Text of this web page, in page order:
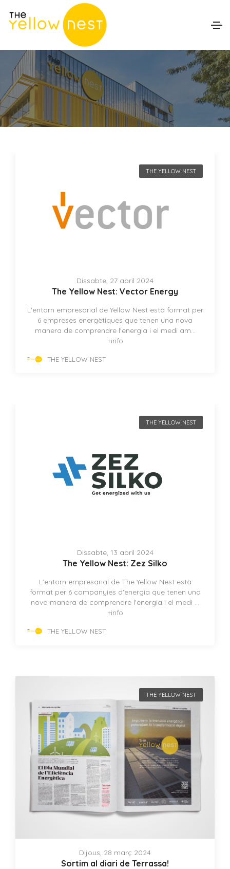
THE YELLOW NEST
Dissabte, 27 abril 2024
The Yellow Nest: Vector Energy
L'entorn empresarial de Yellow Nest està format per
6 empreses energètiques que tenen una nova
manera de comprendre l'energia i el medi am...
+info
THE YELLOW NEST
THE YELLOW NEST
Dissabte, 13 abril 2024
The Yellow Nest: Zez Silko
L'entorn empresarial de The Yellow Nest està
format per 6 companyies d'energia que tenen una
nova manera de comprendre l'energia i el medi ...
+info
THE YELLOW NEST
THE YELLOW NEST
Dijous, 28 març 2024
Sortim al diari de Terrassa!